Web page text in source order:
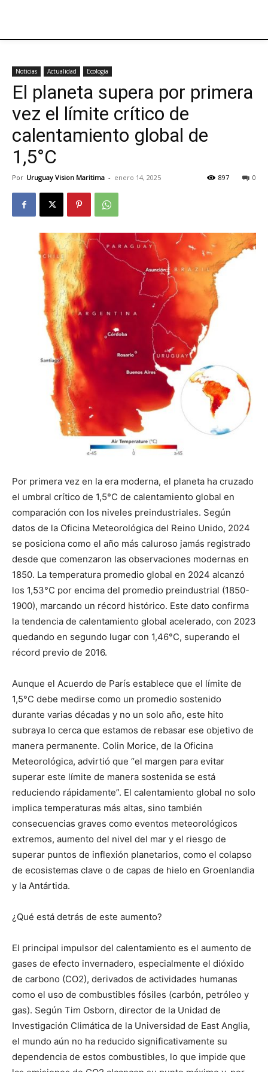
Noticias Actualidad Ecología
El planeta supera por primera
vez el límite crítico de
calentamiento global de
1,5°C
Por Uruguay Vision Maritima - enero 14, 2025 0
897
Por primera vez en la era moderna, el planeta ha cruzado
el umbral crítico de 1,5°C de calentamiento global en
comparación con los niveles preindustriales. Según
datos de la Oficina Meteorológica del Reino Unido, 2024
se posiciona como el año más caluroso jamás registrado
desde que comenzaron las observaciones modernas en
1850. La temperatura promedio global en 2024 alcanzó
los 1,53°C por encima del promedio preindustrial (1850-
1900), marcando un récord histórico. Este dato confirma
la tendencia de calentamiento global acelerado, con 2023
quedando en segundo lugar con 1,46°C, superando el
récord previo de 2016.
Aunque el Acuerdo de París establece que el límite de
1,5°C debe medirse como un promedio sostenido
durante varias décadas y no un solo año, este hito
subraya lo cerca que estamos de rebasar ese objetivo de
manera permanente. Colin Morice, de la Oficina
Meteorológica, advirtió que “el margen para evitar
superar este límite de manera sostenida se está
reduciendo rápidamente”. El calentamiento global no solo
implica temperaturas más altas, sino también
consecuencias graves como eventos meteorológicos
extremos, aumento del nivel del mar y el riesgo de
superar puntos de inflexión planetarios, como el colapso
de ecosistemas clave o de capas de hielo en Groenlandia
y la Antártida.
¿Qué está detrás de este aumento?
El principal impulsor del calentamiento es el aumento de
gases de efecto invernadero, especialmente el dióxido
de carbono (CO2), derivados de actividades humanas
como el uso de combustibles fósiles (carbón, petróleo y
gas). Según Tim Osborn, director de la Unidad de
Investigación Climática de la Universidad de East Anglia,
el mundo aún no ha reducido significativamente su
dependencia de estos combustibles, lo que impide que